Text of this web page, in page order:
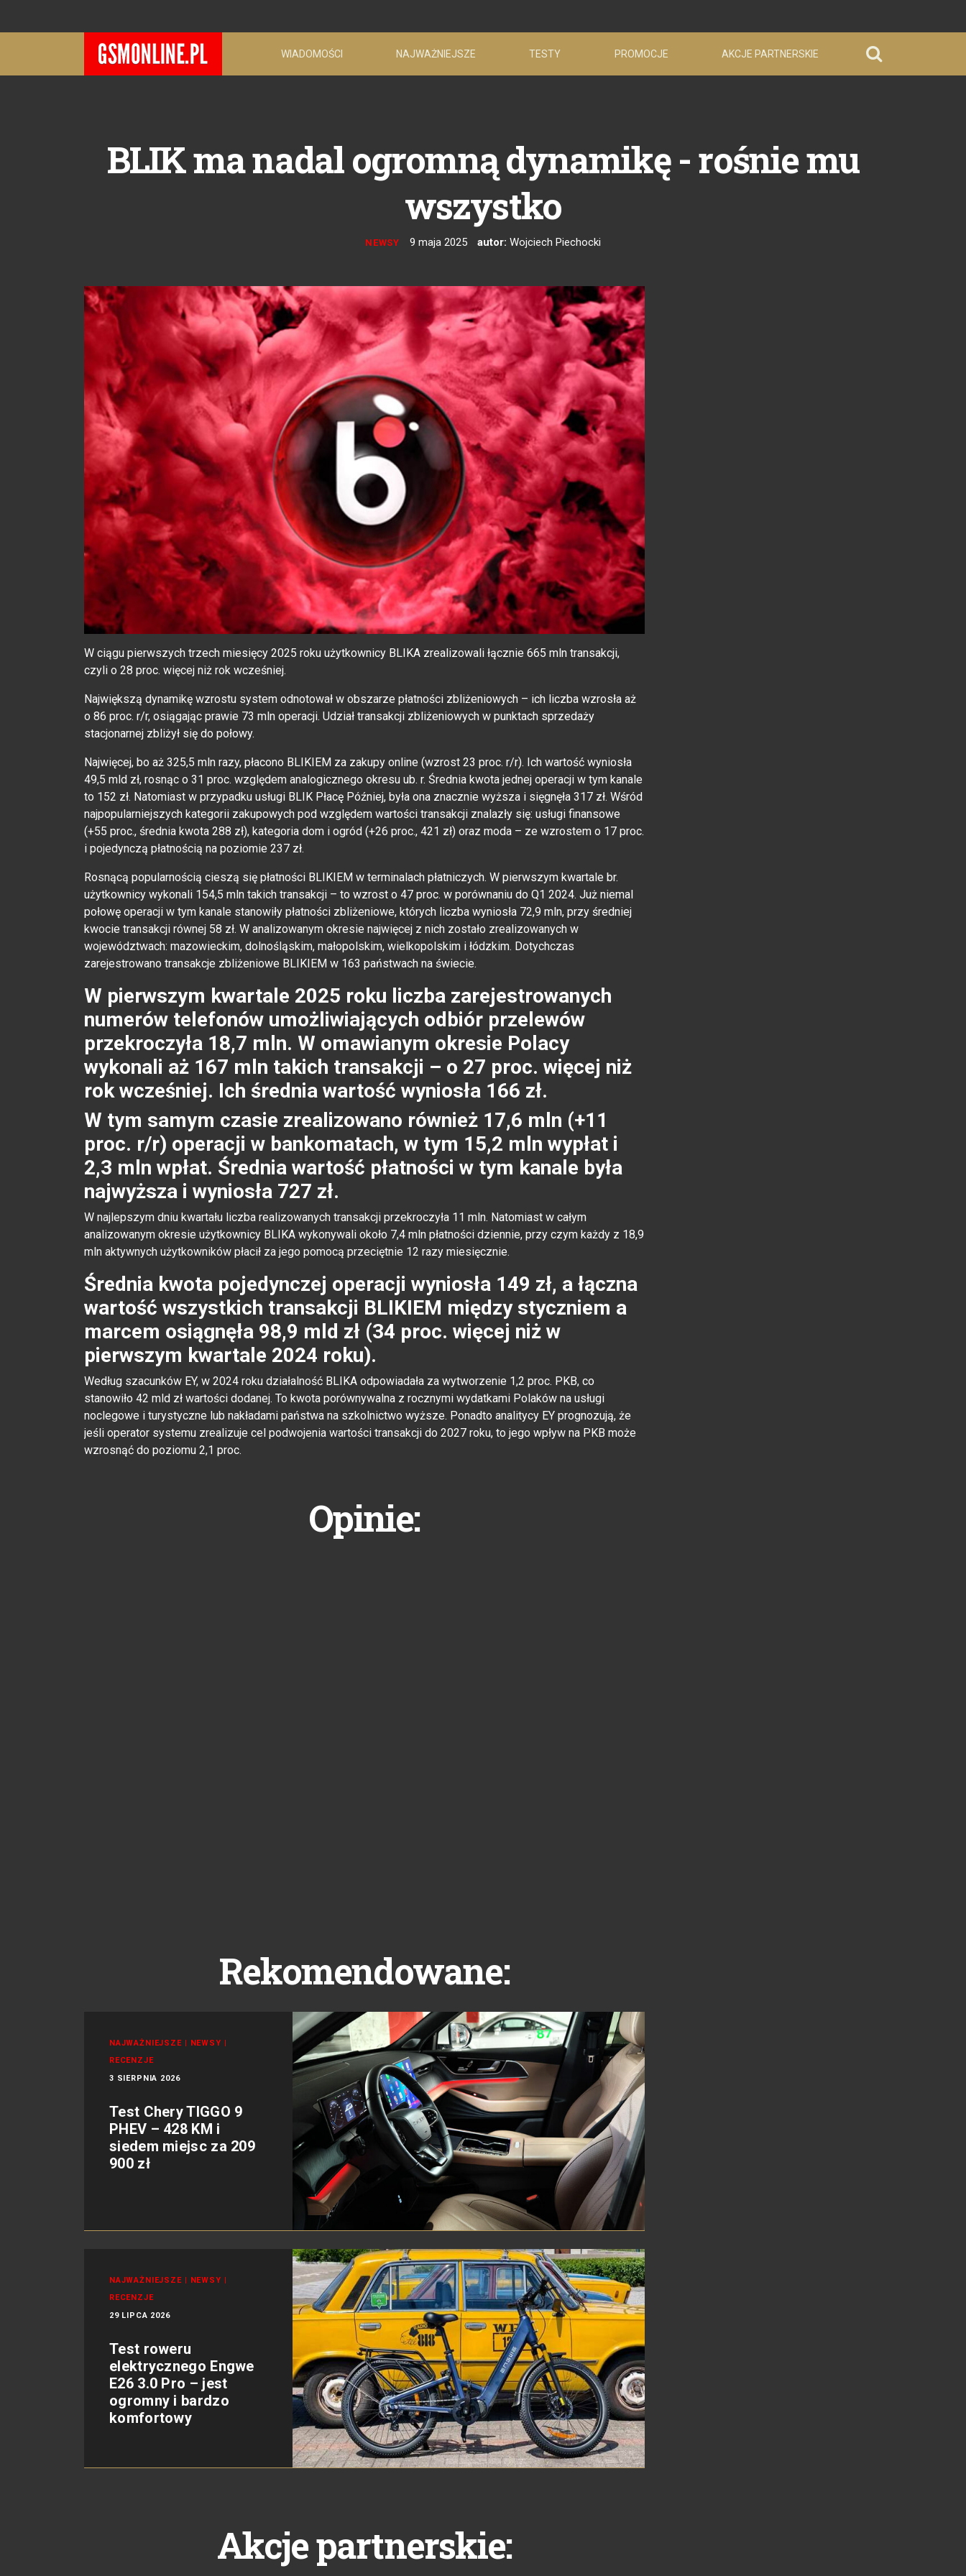
WIADOMOŚCI NAJWAŻNIEJSZE TESTY PROMOCJE AKCJE PARTNERSKIE
BLIK ma nadal ogromną dynamikę - rośnie mu
wszystko
NEWSY 9 maja 2025 autor: Wojciech Piechocki
W ciągu pierwszych trzech miesięcy 2025 roku użytkownicy BLIKA zrealizowali łącznie 665 mln transakcji,
czyli o 28 proc. więcej niż rok wcześniej.
Największą dynamikę wzrostu system odnotował w obszarze płatności zbliżeniowych – ich liczba wzrosła aż
o 86 proc. r/r, osiągając prawie 73 mln operacji. Udział transakcji zbliżeniowych w punktach sprzedaży
stacjonarnej zbliżył się do połowy.
Najwięcej, bo aż 325,5 mln razy, płacono BLIKIEM za zakupy online (wzrost 23 proc. r/r). Ich wartość wyniosła
49,5 mld zł, rosnąc o 31 proc. względem analogicznego okresu ub. r. Średnia kwota jednej operacji w tym kanale
to 152 zł. Natomiast w przypadku usługi BLIK Płacę Później, była ona znacznie wyższa i sięgnęła 317 zł. Wśród
najpopularniejszych kategorii zakupowych pod względem wartości transakcji znalazły się: usługi finansowe
(+55 proc., średnia kwota 288 zł), kategoria dom i ogród (+26 proc., 421 zł) oraz moda – ze wzrostem o 17 proc.
i pojedynczą płatnością na poziomie 237 zł.
Rosnącą popularnością cieszą się płatności BLIKIEM w terminalach płatniczych. W pierwszym kwartale br.
użytkownicy wykonali 154,5 mln takich transakcji – to wzrost o 47 proc. w porównaniu do Q1 2024. Już niemal
połowę operacji w tym kanale stanowiły płatności zbliżeniowe, których liczba wyniosła 72,9 mln, przy średniej
kwocie transakcji równej 58 zł. W analizowanym okresie najwięcej z nich zostało zrealizowanych w
województwach: mazowieckim, dolnośląskim, małopolskim, wielkopolskim i łódzkim. Dotychczas
zarejestrowano transakcje zbliżeniowe BLIKIEM w 163 państwach na świecie.
W pierwszym kwartale 2025 roku liczba zarejestrowanych
numerów telefonów umożliwiających odbiór przelewów
przekroczyła 18,7 mln. W omawianym okresie Polacy
wykonali aż 167 mln takich transakcji – o 27 proc. więcej niż
rok wcześniej. Ich średnia wartość wyniosła 166 zł.
W tym samym czasie zrealizowano również 17,6 mln (+11
proc. r/r) operacji w bankomatach, w tym 15,2 mln wypłat i
2,3 mln wpłat. Średnia wartość płatności w tym kanale była
najwyższa i wyniosła 727 zł.
W najlepszym dniu kwartału liczba realizowanych transakcji przekroczyła 11 mln. Natomiast w całym
analizowanym okresie użytkownicy BLIKA wykonywali około 7,4 mln płatności dziennie, przy czym każdy z 18,9
mln aktywnych użytkowników płacił za jego pomocą przeciętnie 12 razy miesięcznie.
Średnia kwota pojedynczej operacji wyniosła 149 zł, a łączna
wartość wszystkich transakcji BLIKIEM między styczniem a
marcem osiągnęła 98,9 mld zł (34 proc. więcej niż w
pierwszym kwartale 2024 roku).
Według szacunków EY, w 2024 roku działalność BLIKA odpowiadała za wytworzenie 1,2 proc. PKB, co
stanowiło 42 mld zł wartości dodanej. To kwota porównywalna z rocznymi wydatkami Polaków na usługi
noclegowe i turystyczne lub nakładami państwa na szkolnictwo wyższe. Ponadto analitycy EY prognozują, że
jeśli operator systemu zrealizuje cel podwojenia wartości transakcji do 2027 roku, to jego wpływ na PKB może
wzrosnąć do poziomu 2,1 proc.
Opinie:
Rekomendowane:
NAJWAŻNIEJSZE | NEWSY |
RECENZJE
3 SIERPNIA 2026
Test Chery TIGGO 9
PHEV – 428 KM i
siedem miejsc za 209
900 zł
NAJWAŻNIEJSZE | NEWSY |
RECENZJE
29 LIPCA 2026
Test roweru
elektrycznego Engwe
E26 3.0 Pro – jest
ogromny i bardzo
komfortowy
Akcje partnerskie: